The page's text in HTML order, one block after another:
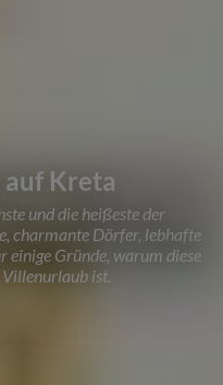
Kreta
und die heißeste der
charmante Dörfer, lebhafte
einige Gründe, warum diese
ist.